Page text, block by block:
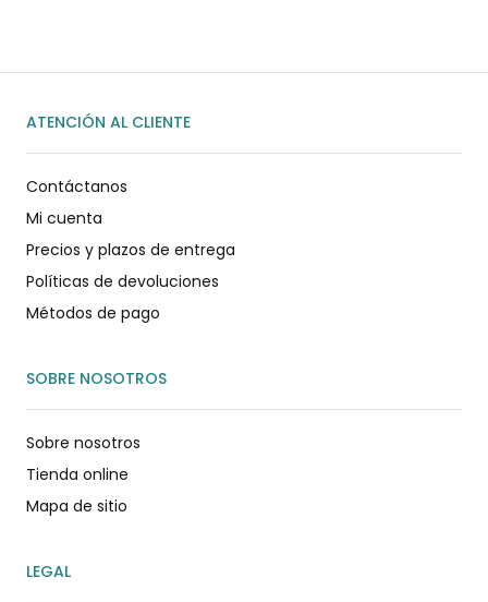
ATENCIÓN AL CLIENTE
Contáctanos
Mi cuenta
Precios y plazos de entrega
Políticas de devoluciones
Métodos de pago
SOBRE NOSOTROS
Sobre nosotros
Tienda online
Mapa de sitio
LEGAL